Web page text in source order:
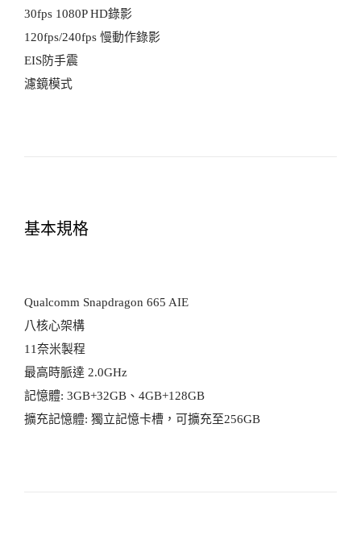
30fps 1080P HD錄影
120fps/240fps 慢動作錄影
EIS防手震
濾鏡模式
基本規格
Qualcomm Snapdragon 665 AIE
八核心架構
11奈米製程
最高時脈達 2.0GHz
記憶體: 3GB+32GB、4GB+128GB
擴充記憶體: 獨立記憶卡槽，可擴充至256GB